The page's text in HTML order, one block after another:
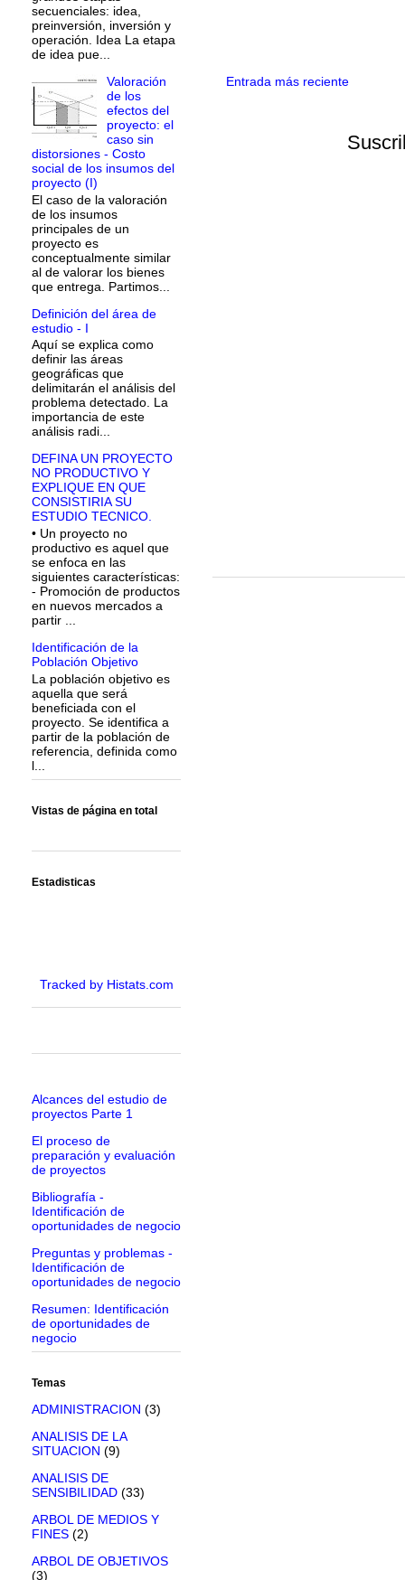
Entrada más reciente
secuenciales: idea,
preinversión, inversión y
operación. Idea La etapa
de idea pue...
Valoración
de los
efectos del
proyecto: el
caso sin
distorsiones - Costo
social de los insumos del
proyecto (I)
El caso de la valoración
de los insumos
principales de un
proyecto es
conceptualmente similar
al de valorar los bienes
que entrega. Partimos...
Definición del área de
estudio - I
Aquí se explica como
definir las áreas
geográficas que
delimitarán el análisis del
problema detectado. La
importancia de este
análisis radi...
DEFINA UN PROYECTO
NO PRODUCTIVO Y
EXPLIQUE EN QUE
CONSISTIRIA SU
ESTUDIO TECNICO.
• Un proyecto no
productivo es aquel que
se enfoca en las
siguientes características:
- Promoción de productos
en nuevos mercados a
partir ...
Identificación de la
Población Objetivo
La población objetivo es
aquella que será
beneficiada con el
proyecto. Se identifica a
partir de la población de
referencia, definida como
l...
Vistas de página en total
Estadisticas
Tracked by Histats.com
Alcances del estudio de
proyectos Parte 1
El proceso de
preparación y evaluación
de proyectos
Bibliografía -
Identificación de
oportunidades de negocio
Preguntas y problemas -
Identificación de
oportunidades de negocio
Resumen: Identificación
de oportunidades de
negocio
Temas
ADMINISTRACION (3)
ANALISIS DE LA
SITUACION (9)
ANALISIS DE
SENSIBILIDAD (33)
ARBOL DE MEDIOS Y
FINES (2)
ARBOL DE OBJETIVOS
(3)